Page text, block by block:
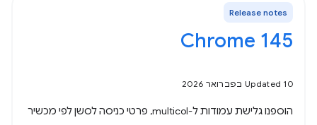
Release notes
Chrome 145
Updated 10 בפברואר 2026
הוספנו גלישת עמודות ל-multicol, פרטי כניסה לסשן לפי מכשיר